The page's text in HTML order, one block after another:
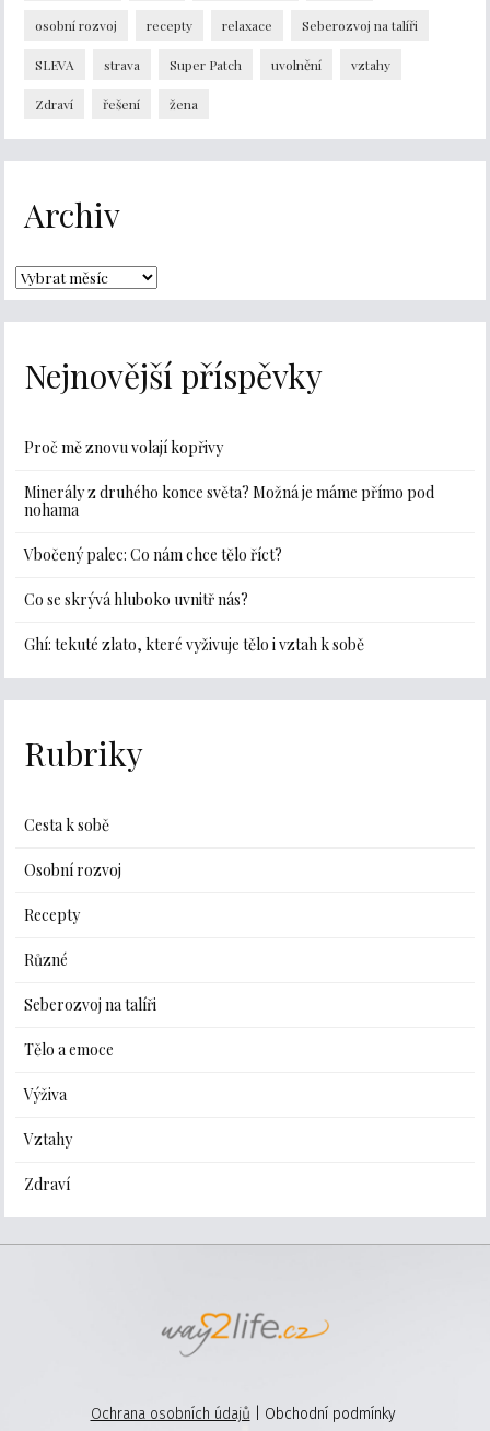
osobní rozvoj recepty relaxace Seberozvoj na talíři
SLEVA strava Super Patch uvolnění vztahy
Zdraví řešení žena
Archiv
Nejnovější příspěvky
Proč mě znovu volají kopřivy
Minerály z druhého konce světa? Možná je máme přímo pod
nohama
Vbočený palec: Co nám chce tělo říct?
Co se skrývá hluboko uvnitř nás?
Ghí: tekuté zlato, které vyživuje tělo i vztah k sobě
Rubriky
Cesta k sobě
Osobní rozvoj
Recepty
Různé
Seberozvoj na talíři
Tělo a emoce
Výživa
Vztahy
Zdraví
Ochrana osobních údajů | Obchodní podmínky